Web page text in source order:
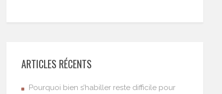
ARTICLES RÉCENTS
Pourquoi bien s’habiller reste difficile pour